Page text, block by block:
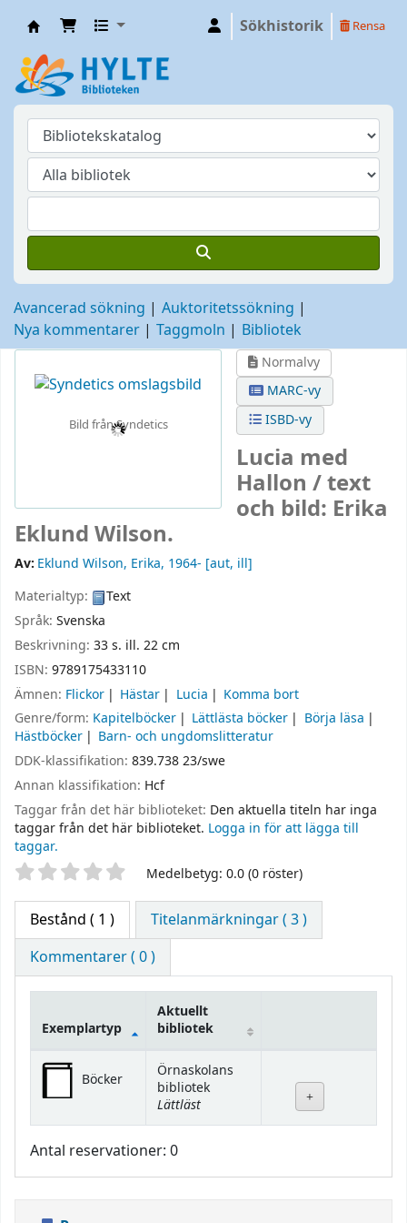
Sökhistorik Rensa
Avancerad sökning
Auktoritetssökning
Nya kommentarer
Taggmoln Bibliotek
Bild från Syndetics
Normalvy
MARC-vy
ISBD-vy
Lucia med
Hallon /text
och bild: Erika
Eklund Wilson.
Av: Eklund Wilson, Erika, 1964- [aut, ill]
Materialtyp:
Text
Språk: Svenska
Beskrivning: 33 s. ill. 22 cm
ISBN: 9789175433110
Ämnen: Flickor Hästar Lucia
Komma bort
Genre/form: Kapitelböcker Lättlästa böcker
Börja läsa
Hästböcker
Barn- och ungdomslitteratur
DDK-klassifikation: 839.738 23/swe
Annan klassifikation: Hcf
Taggar från det här biblioteket: Den aktuella titeln har inga
taggar från det här biblioteket. Logga in för att lägga till
taggar.
Betyg Medelbetyg: 0.0 (0 röster)
Bestånd ( 1 )
Titelanmärkningar ( 3 )
Kommentarer ( 0 )
Bestånd
Exemplartyp
Aktuellt
bibliotek
Böcker
Örnaskolans
bibliotek
Lättläst
Antal reservationer: 0